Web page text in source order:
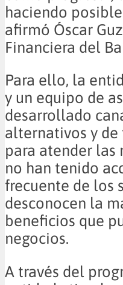
haciendo
afirmó Óscar
Financiera del
Para ello, la
y un equipo de
desarrollado
alternativos y de
para atender las
no han tenido
frecuente de los
desconocen la
beneficios que
negocios.
A través del